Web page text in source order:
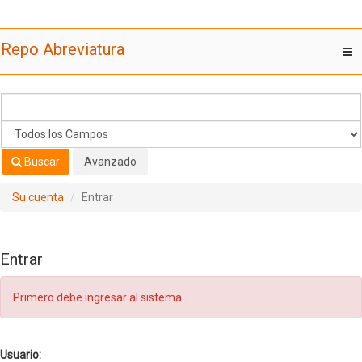
Repo Abreviatura
Buscar Avanzado
Su cuenta Entrar
Entrar
Primero debe ingresar al sistema
Usuario: